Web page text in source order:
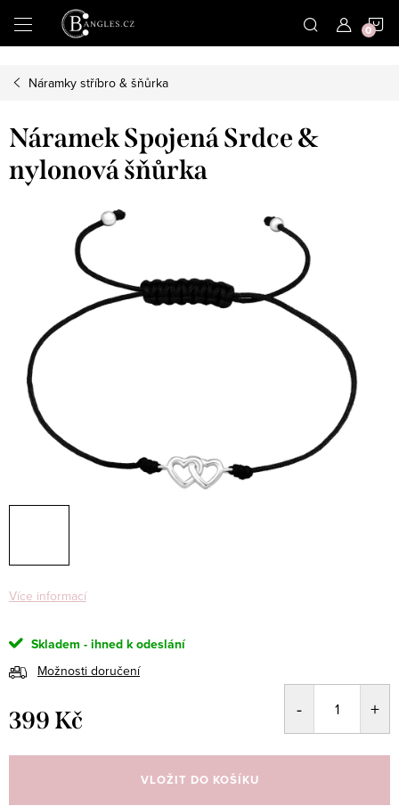
Přejít
na
Náramky stříbro & šňůrka
Náramek Spojená Srdce &
nylonová šňůrka
Více informací
Skladem - ihned k odeslání
Možnosti doručení
399 Kč
cena:
VLOŽIT DO KOŠÍKU